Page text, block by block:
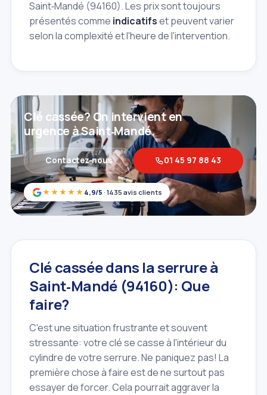
Saint‑Mandé (94160). Les prix sont toujours
présentés comme indicatifset peuvent varier
selon la complexité et l'heure de l'intervention.
★★★★★ 4,9/5 · 1435 avis clients
Clé cassée? On intervient en
urgence à Saint‑Mandé.
Contactez‑nous 01 45 97 88 43
Clé cassée dans la serrure à
Saint‑Mandé (94160): Que
faire?
C'est une situation frustrante et souvent
stressante: votre clé se casse à l'intérieur du
cylindre de votre serrure. Ne paniquez pas! La
première chose à faire est de ne surtout pas
essayer de forcer. Cela pourrait aggraver la